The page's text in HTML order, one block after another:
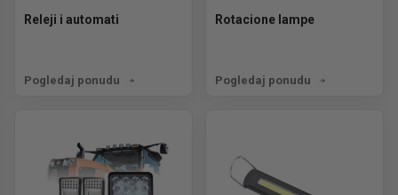
Releji i automati
Pogledaj ponudu
Rotacione lampe
Pogledaj ponudu